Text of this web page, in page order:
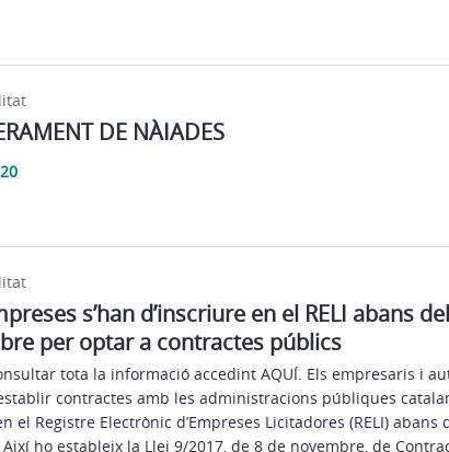
DE NÀIADES
s’han d’inscriure en el RELI abans
per optar a contractes públics
tota la informació accedint AQUÍ. Els empresaris i
contractes amb les administracions públiques
el Registre Electrònic d’Empreses Licitadores (RELI) abans
ho estableix la Llei 9/2017, de 8 de novembre, de